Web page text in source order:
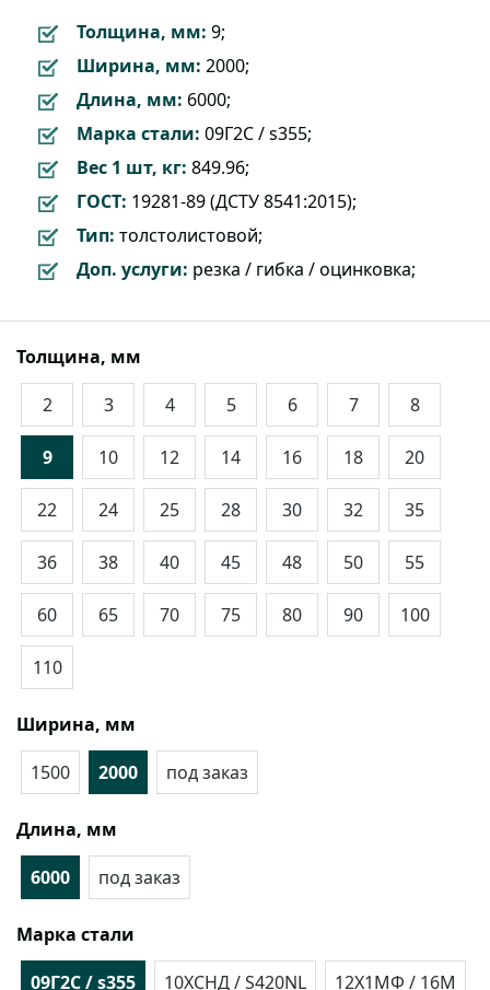
Толщина, мм: 9;
Ширина, мм: 2000;
Длина, мм: 6000;
Марка стали: 09Г2С / s355;
Вес 1 шт, кг: 849.96;
ГОСТ: 19281-89 (ДСТУ 8541:2015);
Тип: толстолистовой;
Доп. услуги: резка / гибка / оцинковка;
Толщина, мм
2
3 4 5 6 7 8
9 10 12 14 16 18 20
22 24 25 28 30 32 35
36 38 40 45 48 50 55
60 65 70 75 80 90 100
110
Ширина, мм
1500
2000 под заказ
Длина, мм
6000
под заказ
Марка стали
09Г2С / s355
10ХСНД / S420NL 12Х1МФ / 16М